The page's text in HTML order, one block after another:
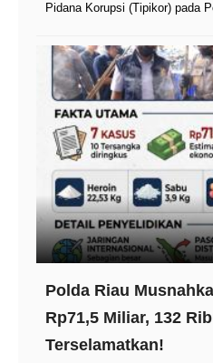
Pidana Korupsi (Tipikor) pada
Polda Riau
Rp71,5 Miliar, 132
Terselamatkan!